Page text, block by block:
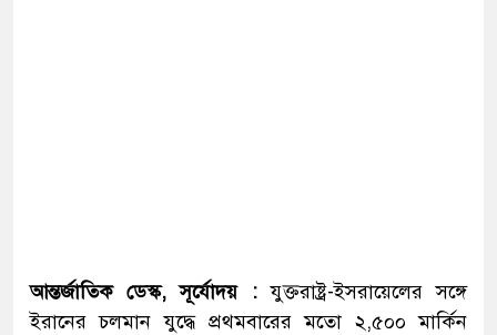
আন্তর্জাতিক ডেস্ক, সূর্যোদয় :যুক্তরাষ্ট্র-ইসরায়েলের সঙ্গে
ইরানের চলমান যুদ্ধে প্রথমবারের মতো ২,৫০০ মার্কিন